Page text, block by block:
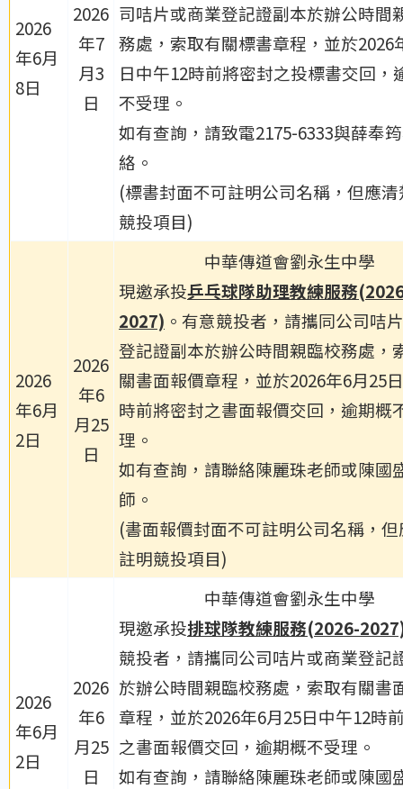
2026
年6月
8日
2026
年7
月3
日
司咭片或商業登記證副本於辦公時間
務處，索取有關標書章程，並於2026
日中午12時前將密封之投標書交回，
不受理。
如有查詢，請致電2175-6333與薛奉
絡。
(標書封面不可註明公司名稱，但應
競投項目)
2026
年6月
2日
2026
年6
月25
日
中華傳道會劉永生中學
現邀承投乒乓球隊助理教練服務
2027) 。有意競投者，請攜同公司咭
登記證副本於辦公時間親臨校務處，
關書面報價章程，並於2026年6月25
時前將密封之書面報價交回，逾期概
理。
如有查詢，請聯絡陳麗珠老師或陳國
師。
(書面報價封面不可註明公司名稱，
註明競投項目)
2026
年6月
2日
2026
年6
月25
日
中華傳道會劉永生中學
現邀承投排球隊教練服務(2026-
競投者，請攜同公司咭片或商業登記
於辦公時間親臨校務處，索取有關書
章程，並於2026年6月25日中午12時
之書面報價交回，逾期概不受理。
如有查詢，請聯絡陳麗珠老師或陳國